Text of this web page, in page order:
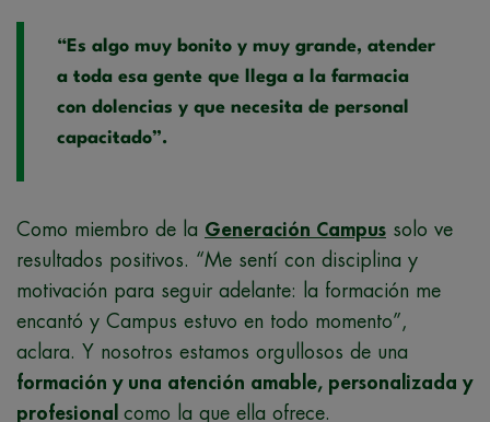
“Es algo muy bonito y muy grande, atender
a toda esa gente que llega a la farmacia
con dolencias y que necesita de personal
capacitado”.
Como miembro de la Generación Campus solo ve
resultados positivos. “Me sentí con disciplina y
motivación para seguir adelante: la formación me
encantó y Campus estuvo en todo momento”,
aclara. Y nosotros estamos orgullosos de una
formación y una atención amable, personalizada y
profesional como la que ella ofrece.